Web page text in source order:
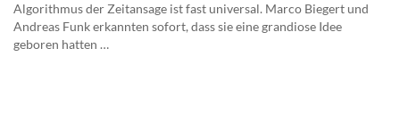
Algorithmus der Zeitansage ist fast universal. Marco Biegert und
Andreas Funk erkannten sofort, dass sie eine grandiose Idee
geboren hatten …